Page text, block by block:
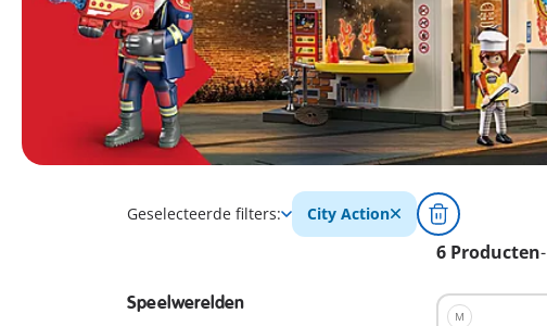
Geselecteerde filters: City Action
6 Producten-
Speelwerelden
M